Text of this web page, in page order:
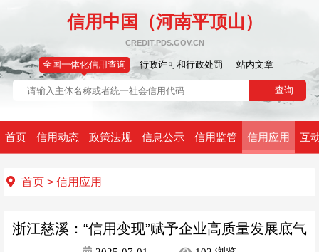
信用中国（河南平顶山）
CREDIT.PDS.GOV.CN
全国一体化信用查询 行政许可和行政处罚 站内文章
首页 信用动态 政策法规 信息公示 信用监管 信用应用 互
首页> 信用应用
浙江慈溪：“信用变现”赋予企业高质量发展底气